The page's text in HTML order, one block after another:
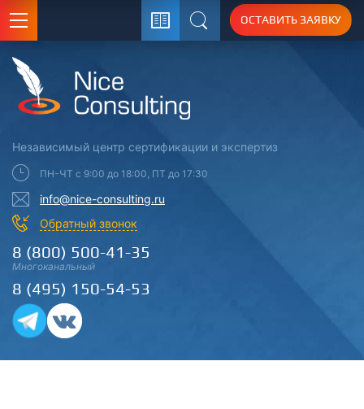
Поиск
ОСТАВИТЬ ЗАЯВКУ
Независимый центр сертификации и экспертиз
ПН-ЧТ с 9:00 до 18:00, ПТ до 17:30
info@nice-consulting.ru
Обратный звонок
8 (800) 500-41-35
Многоканальный
8 (495) 150-54-53